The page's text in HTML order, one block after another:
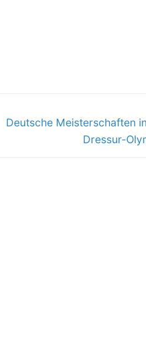
Nächster
Deutsche Meisterschaften
Dressur-